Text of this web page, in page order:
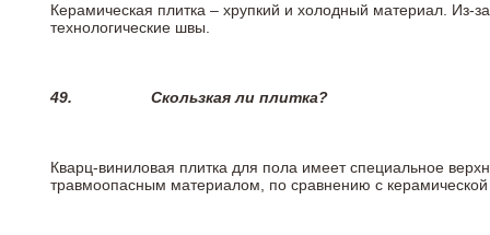
Керамическая плитка – хрупкий и холодный материал. Из-
технологические швы.
49. Скользкая ли плитка?
Кварц-виниловая плитка для пола имеет специальное
травмоопасным материалом, по сравнению с